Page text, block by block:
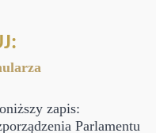
zapis:
Parlamentu